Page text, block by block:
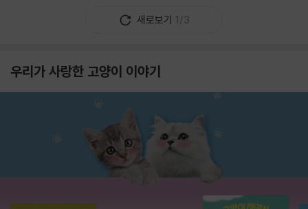
새로보기 1/3
우리가 사랑한 고양이 이야기